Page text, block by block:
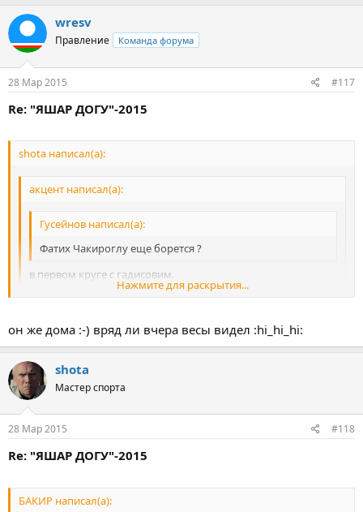
wresv
Правление Команда форума
28 Мар 2015 #117
Re: "ЯШАР ДОГУ"-2015
shota написал(а):
акцент написал(а):
Гусейнов написал(а):
Фатих Чакироглу еще борется ?
в первом круге с гадисовим.
Нажмите для раскрытия...
он же дома :-) вряд ли вчера весы видел :hi_hi_hi:
shota
Мастер спорта
28 Мар 2015 #118
Re: "ЯШАР ДОГУ"-2015
БАКИР написал(а):